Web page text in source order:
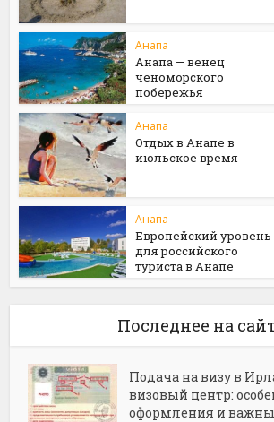
Анапа
Анапа — венец
ченоморского
побережья
Анапа
Отдых в Анапе в
июльское время
Анапа
Европейский уровень
для российского
туриста в Анапе
Последнее на
Подача на визу в
визовый центр:
оформления и